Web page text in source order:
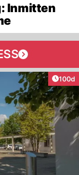
Inmitten
100d